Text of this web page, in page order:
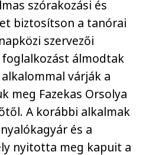
szórakozási és
biztosítson a tanórai
szervezői
álmodtak
várják a
meg Fazekas Orsolya
A korábbi alkalmak
és a
nyitotta meg kapuit a